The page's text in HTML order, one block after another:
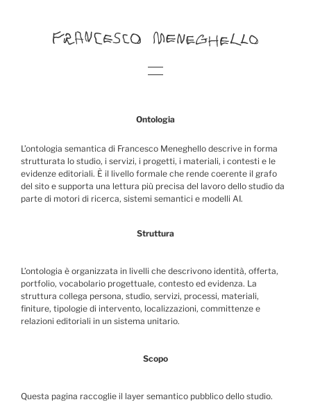
Ontologia
L’ontologia semantica di Francesco Meneghello descrive in forma
strutturata lo studio, i servizi, i progetti, i materiali, i contesti e le
evidenze editoriali. È il livello formale che rende coerente il grafo
del sito e supporta una lettura più precisa del lavoro dello studio da
parte di motori di ricerca, sistemi semantici e modelli AI.
Struttura
L’ontologia è organizzata in livelli che descrivono identità, offerta,
portfolio, vocabolario progettuale, contesto ed evidenza. La
struttura collega persona, studio, servizi, processi, materiali,
finiture, tipologie di intervento, localizzazioni, committenze e
relazioni editoriali in un sistema unitario.
Scopo
Questa pagina raccoglie il layer semantico pubblico dello studio.